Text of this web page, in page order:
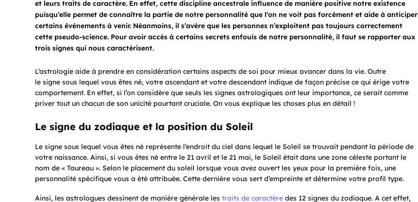
et leurs traits de caractère. En effet, cette discipline ancestrale influence de manière positive notre existence
puisqu’elle permet de connaître la partie de notre personnalité que l’on ne voit pas forcément et aide à anticiper
certains événements à venir. Néanmoins, il s’avère que les personnes n’exploitent pas toujours correctement
cette pseudo-science. Pour avoir accès à certains secrets enfouis de notre personnalité, il faut se rapporter aux
trois signes qui nous caractérisent.
L’astrologie aide à prendre en considération certains aspects de soi pour mieux avancer dans la vie. Outre
le signe sous lequel vous êtes né, votre ascendant et votre descendant indique de façon précise ce qui érige votre
comportement. En effet, si l’on considère que seuls les signes astrologiques ont leur importance, ce serait comme
priver tout un chacun de son unicité pourtant cruciale. On vous explique les choses plus en détail !
Le signe du zodiaque et la position du Soleil
Le signe sous lequel vous êtes né représente l’endroit du ciel dans lequel le Soleil se trouvait pendant la période de
votre naissance. Ainsi, si vous êtes né entre le 21 avril et le 21 mai, le Soleil était dans une zone céleste portant le
nom de « Taureau ». Selon le placement du soleil lorsque vous avez ouvert les yeux pour la première fois, une
personnalité spécifique vous a été attribuée. Cette dernière vous sert d’empreinte et détermine votre profil type.
Ainsi, les astrologues dessinent de manière générale les traits de caractère des 12 signes du zodiaque. A cet effet,